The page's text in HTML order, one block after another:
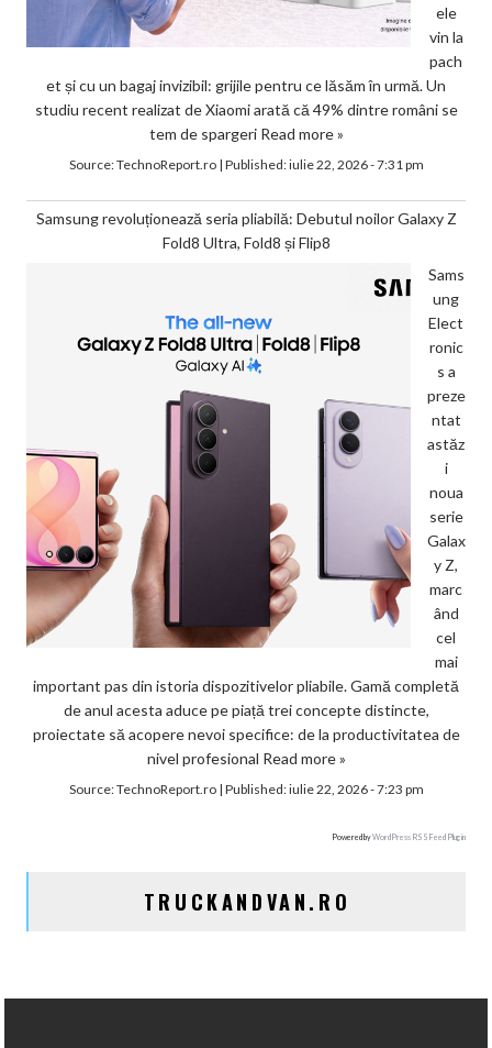
ele
vin la
pach
et și cu un bagaj invizibil: grijile pentru ce lăsăm în urmă. Un
studiu recent realizat de Xiaomi arată că 49% dintre români se
tem de spargeri Read more »
Source:TechnoReport.ro| Published:iulie 22, 2026 - 7:31 pm
Samsung revoluționează seria pliabilă: Debutul noilor Galaxy Z
Fold8 Ultra, Fold8 și Flip8
Sams
ung
Elect
ronic
s a
preze
ntat
astăz
i
noua
serie
Galax
y Z,
marc
ând
cel
mai
important pas din istoria dispozitivelor pliabile. Gamă completă
de anul acesta aduce pe piață trei concepte distincte,
proiectate să acopere nevoi specifice: de la productivitatea de
nivel profesional Read more »
Source:TechnoReport.ro| Published:iulie 22, 2026 - 7:23 pm
Powered byWordPress RSS Feed Plugin
TRUCKANDVAN.RO